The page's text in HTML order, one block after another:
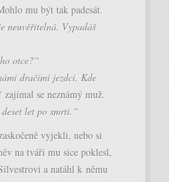
mu být tak padesát.
neuvěřitelná. Vypadáš
otce?“
dračími jezdci. Kde
zajímal se neznámý muž.
let po smrti.“
vyjekli, nebo si
na tváři mu sice poklesl,
a natáhl k němu